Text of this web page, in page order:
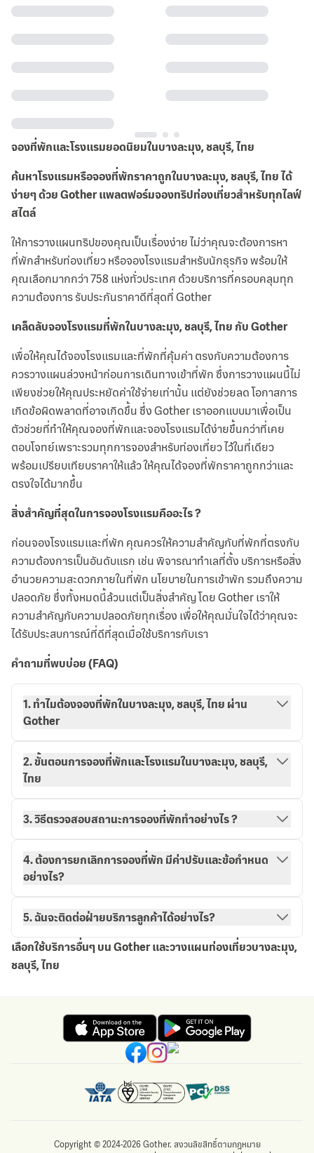
จองที่พักและโรงแรมยอดนิยมในบางละมุง, ชลบุรี, ไทย
ค้นหาโรงแรมหรือจองที่พักราคาถูกในบางละมุง, ชลบุรี, ไทย ได้
ง่ายๆ ด้วย Gother แพลตฟอร์มจองทริปท่องเที่ยวสำหรับทุกไลฟ์
สไตล์
ให้การวางแผนทริปของคุณเป็นเรื่องง่าย ไม่ว่าคุณจะต้องการหา
ที่พักสำหรับท่องเที่ยว หรือจองโรงแรมสำหรับนักธุรกิจ พร้อมให้
คุณเลือกมากกว่า 758 แห่งทั่วประเทศ ด้วยบริการที่ครอบคลุมทุก
ความต้องการ รับประกันราคาดีที่สุดที่ Gother
เคล็ดลับจองโรงแรมที่พักในบางละมุง, ชลบุรี, ไทย กับ Gother
เพื่อให้คุณได้จองโรงแรมและที่พักที่คุ้มค่า ตรงกับความต้องการ
ควรวางแผนล่วงหน้าก่อนการเดินทางเข้าที่พัก ซึ่งการวางแผนนี้ไม่
เพียงช่วยให้คุณประหยัดค่าใช้จ่ายเท่านั้น แต่ยังช่วยลด โอกาสการ
เกิดข้อผิดพลาดที่อาจเกิดขึ้น ซึ่ง Gother เราออกแบบมาเพื่อเป็น
ตัวช่วยที่ทำให้คุณจองที่พักและจองโรงแรมได้ง่ายขึ้นกว่าที่เคย
ตอบโจทย์เพราะรวมทุกการจองสำหรับท่องเที่ยว ไว้ในที่เดียว
พร้อมเปรียบเทียบราคาให้แล้ว ให้คุณได้จองที่พักราคาถูกกว่าและ
ตรงใจได้มากขึ้น
สิ่งสำคัญที่สุดในการจองโรงแรมคืออะไร ?
ก่อนจองโรงแรมและที่พัก คุณควรให้ความสำคัญกับที่พักที่ตรงกับ
ความต้องการเป็นอันดับแรก เช่น พิจารณาทำเลที่ตั้ง บริการหรือสิ่ง
อำนวยความสะดวกภายในที่พัก นโยบายในการเข้าพัก รวมถึงความ
ปลอดภัย ซึ่งทั้งหมดนี้ล้วนแต่เป็นสิ่งสำคัญ โดย Gother เราให้
ความสำคัญกับความปลอดภัยทุกเรื่อง เพื่อให้คุณมั่นใจได้ว่าคุณจะ
ได้รับประสบการณ์ที่ดีที่สุดเมื่อใช้บริการกับเรา
คำถามที่พบบ่อย (FAQ)
1. ทำไมต้องจองที่พักในบางละมุง, ชลบุรี, ไทย ผ่าน
Gother
2. ขั้นตอนการจองที่พักและโรงแรมในบางละมุง, ชลบุรี,
ไทย
3. วิธีตรวจสอบสถานะการจองที่พักทำอย่างไร ?
การจองของฉัน
4. ต้องการยกเลิกการจองที่พัก มีค่าปรับและข้อกำหนด
อย่างไร?
5. ฉันจะติดต่อฝ่ายบริการลูกค้าได้อย่างไร?
เลือกใช้บริการอื่นๆ บน Gother และวางแผนท่องเที่ยวบางละมุง,
ชลบุรี, ไทย
Copyright © 2024-2026 Gother. สงวนลิขสิทธิ์ตามกฎหมาย